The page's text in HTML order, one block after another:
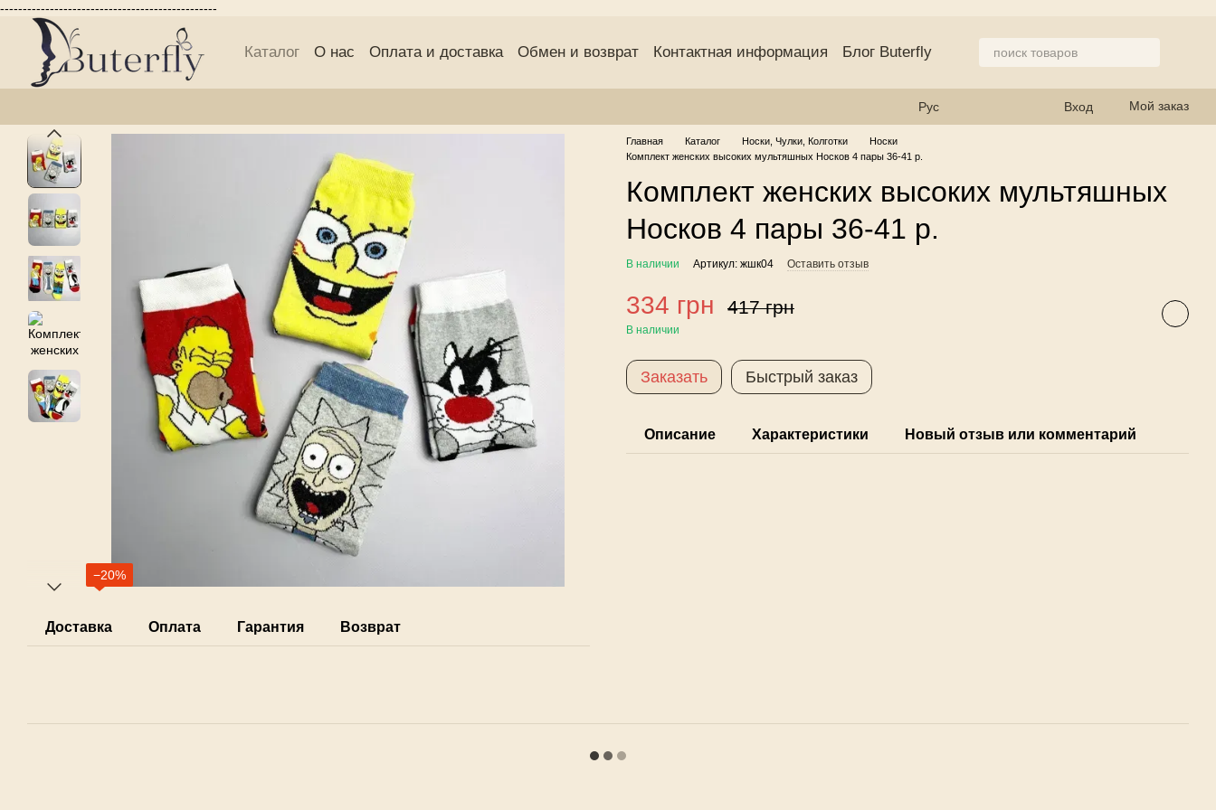
------------------------------------------------
Перейти к основному контенту
Каталог О нас Оплата и доставка Обмен и возврат Контактная информация
Блог Buterfly
Рус Вход Мой заказ
−20%
Доставка Оплата Гарантия Возврат
Главная Каталог Носки, Чулки, Колготки
Носки
Комплект женских высоких мультяшных Носков 4 пары 36-41 р.
Комплект женских высоких мультяшных
Носков 4 пары 36-41 р.
В наличии Артикул: жшк04 Оставить отзыв
334 грн 417 грн
В наличии
Заказать Быстрый заказ
Описание Характеристики Новый отзыв или комментарий